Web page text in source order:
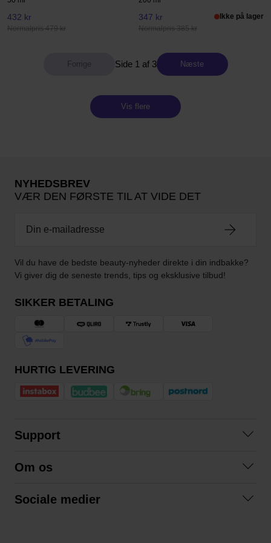
432 kr
Normalpris 479 kr
347 kr
Normalpris 385 kr
Ikke på lager
Side 1 af 3 Næste
Vis flere
NYHEDSBREV
VÆR DEN FØRSTE TIL AT VIDE DET
Vil du have de bedste beauty-nyheder direkte i din indbakke?
Vi giver dig de seneste trends, tips og eksklusive tilbud!
SIKKER BETALING
HURTIG LEVERING
Support
Betingelser
Om os
Sociale medier